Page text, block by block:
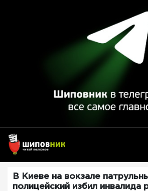
В Киеве на вокзале
полицейский избил инвалида